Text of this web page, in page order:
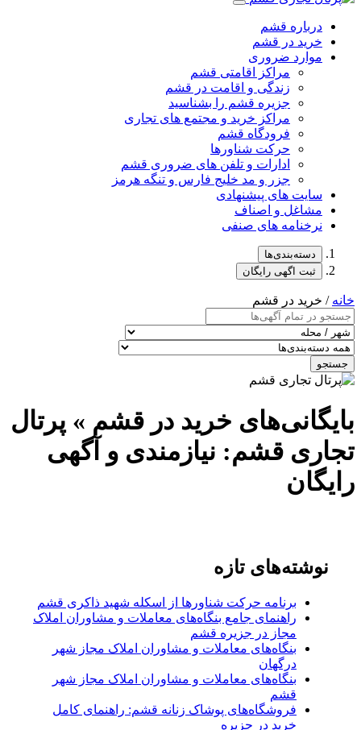
درباره قشم
خرید در قشم
موارد ضروری
مراکز اقامتی قشم
زندگی و اقامت در قشم
جزیره قشم را بشناسید
مراکز خرید و مجتمع های تجاری
فرودگاه قشم
حرکت شناورها
ادارات و تلفن های ضروری قشم
جزر و مد خلیج فارس و تنگه هرمز
سایت های پیشنهادی
مشاغل و اصناف
نرخنامه های صنفی
دسته‌بندی‌ها
ثبت اگهی رایگان
خانه / خرید در قشم
جستجو
بایگانی‌های خرید در قشم » پرتال
تجاری قشم: نیازمندی و آگهی
رایگان
نوشته‌های تازه
برنامه حرکت شناورها از اسکله شهید ذاکری قشم
راهنمای جامع بنگاه‌های معاملات و مشاوران املاک
مجاز در جزیره قشم
بنگاه‌های معاملات و مشاوران املاک مجاز شهر
درگهان
بنگاه‌های معاملات و مشاوران املاک مجاز شهر
قشم
فروشگاه‌های پوشاک زنانه قشم: راهنمای کامل
خرید در جزیره